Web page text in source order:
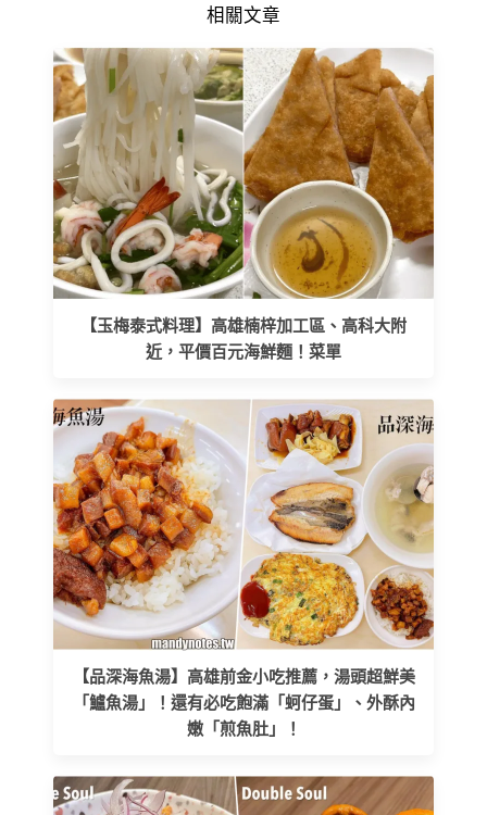
相關文章
【玉梅泰式料理】高雄楠梓加工區、高科大附
近，平價百元海鮮麵！菜單
【品深海魚湯】高雄前金小吃推薦，湯頭超鮮美
「鱸魚湯」！還有必吃飽滿「蚵仔蛋」、外酥內
嫩「煎魚肚」！